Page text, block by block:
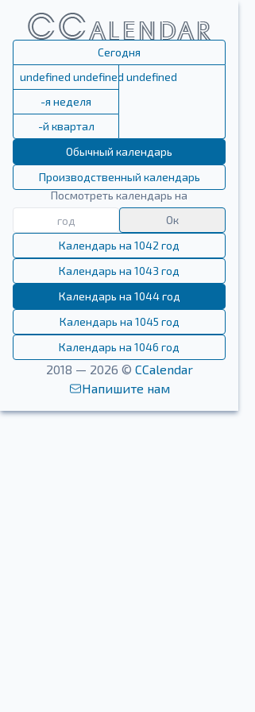
Сегодня
undefined undefined undefined
-я неделя
-й квартал
Обычный календарь
Производственный календарь
Посмотреть календарь на
Ок
Календарь на 1042 год
Календарь на 1043 год
Календарь на 1044 год
Календарь на 1045 год
Календарь на 1046 год
2018 — 2026 © CCalendar
Напишите нам